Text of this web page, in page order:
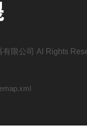
限公司 Al Rights